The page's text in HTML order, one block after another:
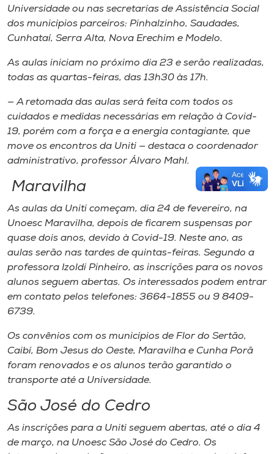
Universidade ou nas secretarias de Assistência Social
dos municípios parceiros: Pinhalzinho, Saudades,
Cunhataí, Serra Alta, Nova Erechim e Modelo.
As aulas iniciam no próximo dia 23 e serão realizadas,
todas as quartas-feiras, das 13h30 às 17h.
— A retomada das aulas será feita com todos os
cuidados e medidas necessárias em relação à Covid-
19, porém com a força e a energia contagiante, que
move os encontros da Uniti — destaca o coordenador
administrativo, professor Álvaro Mahl.
Maravilha
As aulas da Uniti começam, dia 24 de fevereiro, na
Unoesc Maravilha, depois de ficarem suspensas por
quase dois anos, devido à Covid-19. Neste ano, as
aulas serão nas tardes de quintas-feiras. Segundo a
professora Izoldi Pinheiro, as inscrições para os novos
alunos seguem abertas. Os interessados podem entrar
em contato pelos telefones: 3664-1855 ou 9 8409-
6739.
Os convênios com os municípios de Flor do Sertão,
Caibí, Bom Jesus do Oeste, Maravilha e Cunha Porã
foram renovados e os alunos terão garantido o
transporte até a Universidade.
São José do Cedro
As inscrições para a Uniti seguem abertas, até o dia 4
de março, na Unoesc São José do Cedro. Os